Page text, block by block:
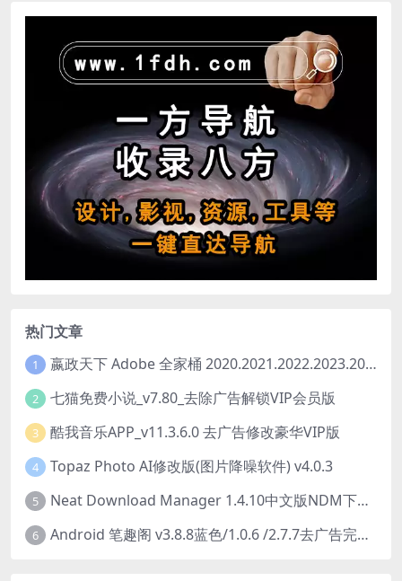
热门文章
1 嬴政天下 Adobe 全家桶 2020.2021.2022.2023.2024.2025大师版（2025年08月版 ）
2 七猫免费小说_v7.80_去除广告解锁VIP会员版
3 酷我音乐APP_v11.3.6.0 去广告修改豪华VIP版
4 Topaz Photo AI修改版(图片降噪软件) v4.0.3
5 Neat Download Manager 1.4.10中文版NDM下载器简称NDM
6 Android 笔趣阁 v3.8.8蓝色/1.0.6 /2.7.7去广告完美版